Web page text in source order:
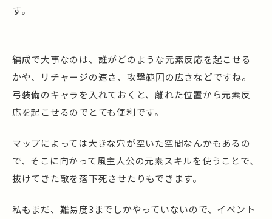
す。
編成で大事なのは、誰がどのような元素反応を起こせる
かや、リチャージの速さ、攻撃範囲の広さなどですね。
弓装備のキャラを入れておくと、離れた位置から元素反
応を起こせるのでとても便利です。
マップによっては大きな穴が空いた空間なんかもあるの
で、そこに向かって風主人公の元素スキルを使うことで、
抜けてきた敵を落下死させたりもできます。
私もまだ、難易度3までしかやっていないので、イベント